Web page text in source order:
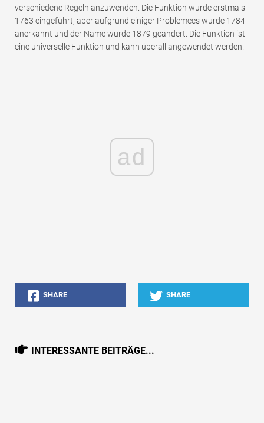
verschiedene Regeln anzuwenden. Die Funktion wurde erstmals
1763 eingeführt, aber aufgrund einiger Problemees wurde 1784
anerkannt und der Name wurde 1879 geändert. Die Funktion ist
eine universelle Funktion und kann überall angewendet werden.
ad
SHARE SHARE
INTERESSANTE BEITRÄGE...